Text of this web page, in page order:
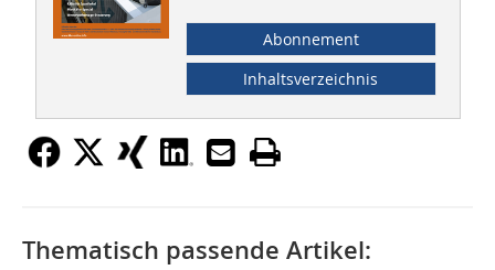
Abonnement
Inhaltsverzeichnis
Thematisch passende Artikel: